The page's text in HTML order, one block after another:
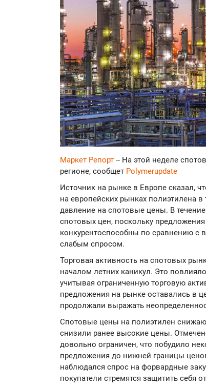
Маркет Репорт -- На этой неделе
регионе, сообщет Polymerupdate
Источник на рынке в Европе сказал,
на европейских рынках полиэтилена
давление на спотовые цены. В
спотовых цен, поскольку
конкурентоспособны по сравнению с
слабым спросом.
Торговая активность на спотовых
началом летних каникул. Это
учитывая ограниченную торговую
предложения на рынке оставались в
продолжали выражать
Спотовые цены на полиэтилен
снизили ранее высокие цены.
довольно ограничен, что побудило
предложения до нижней границы
наблюдался спрос на форвардные
покупатели стремятся защитить себя